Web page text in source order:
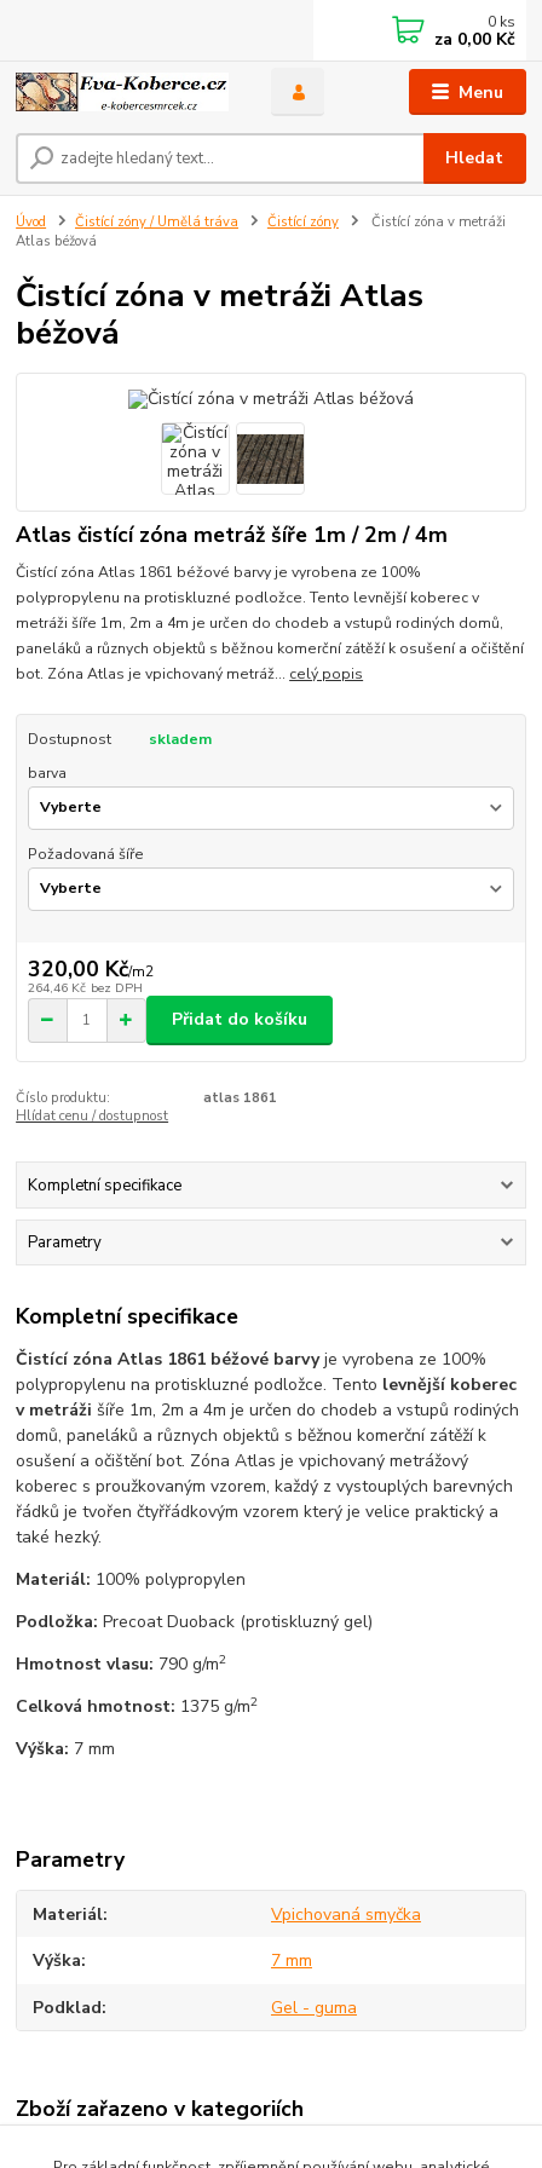
Menu
Hledat
0 ks
za 0,00 Kč
Úvod Čistící zóny / Umělá tráva Čistící zóny
Čistící zóna v metráži
Atlas béžová
Čistící zóna v metráži Atlas
béžová
Atlas čistící zóna metráž šíře 1m / 2m / 4m
Čistící zóna Atlas 1861 béžové barvy je vyrobena ze 100%
polypropylenu na protiskluzné podložce. Tento levnější koberec v
metráži šíře 1m, 2m a 4m je určen do chodeb a vstupů rodiných domů,
paneláků a různych objektů s běžnou komerční zátěží k osušení a očištění
bot. Zóna Atlas je vpichovaný metráž... celý popis
Dostupnost
skladem
barva
Požadovaná šíře
320,00 Kč/m2
264,46 Kč bez DPH
Přidat do košíku
Číslo produktu:
atlas 1861
Hlídat cenu / dostupnost
Kompletní specifikace
Parametry
Kompletní specifikace
Čistící zóna Atlas 1861 béžové barvyje vyrobena ze 100%
polypropylenu na protiskluzné podložce. Tento levnější koberec
v metráži šíře 1m, 2m a 4m je určen do chodeb a vstupů rodiných
domů, paneláků a různych objektů s běžnou komerční zátěží k
osušení a očištění bot. Zóna Atlas je vpichovaný metrážový
koberec s proužkovaným vzorem, každý z vystouplých barevných
řádků je tvořen čtyřřádkovým vzorem který je velice praktický a
také hezký.
Materiál: 100% polypropylen
Podložka: Precoat Duoback (protiskluzný gel)
Hmotnost vlasu: 790 g/m2
Celková hmotnost: 1375 g/m2
Výška: 7 mm
Parametry
Materiál Vpichovaná smyčka
Výška 7 mm
Podklad Gel - guma
Zboží zařazeno v kategoriích